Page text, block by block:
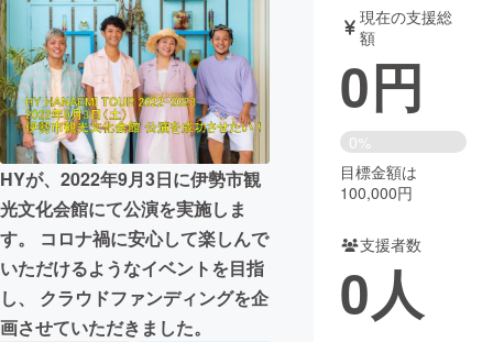
アート・写真 音楽
テクノロジー・ガジェット ゲーム・サ
映像・映画 書籍・雑誌
ビジネス・起業 チャレンジ
まちづくり・地域活性化
CAMPFIRE for Social Good
CAMPFIRE Creation
HYが、2022年9月3日に伊勢市観
光文化会館にて公演を実施しま
す。 コロナ禍に安心して楽しんで
いただけるようなイベントを目指
し、 クラウドファンディングを企
画させていただきました。
現在の支援総
額
0円
0%
目標金額は
100,000円
支援者数
0人